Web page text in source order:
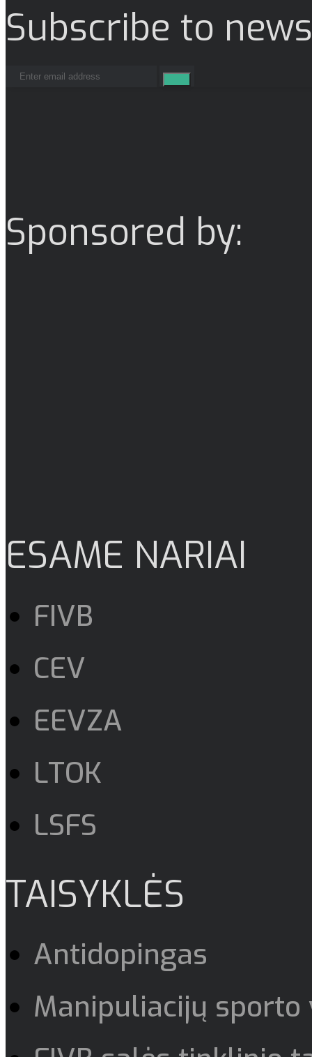
Subscribe to
Sponsored by:
ESAME NARIAI
FIVB
CEV
EEVZA
LTOK
LSFS
TAISYKLĖS
Antidopingas
Manipuliacijų